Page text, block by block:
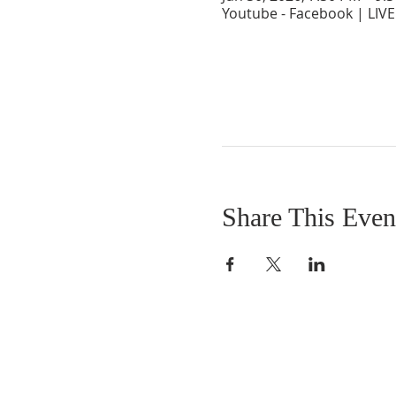
Youtube - Facebook | LIVE
Share This